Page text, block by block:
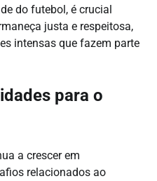
do futebol, é crucial
justa e respeitosa,
intensas que fazem parte
para o
a crescer em
relacionados ao